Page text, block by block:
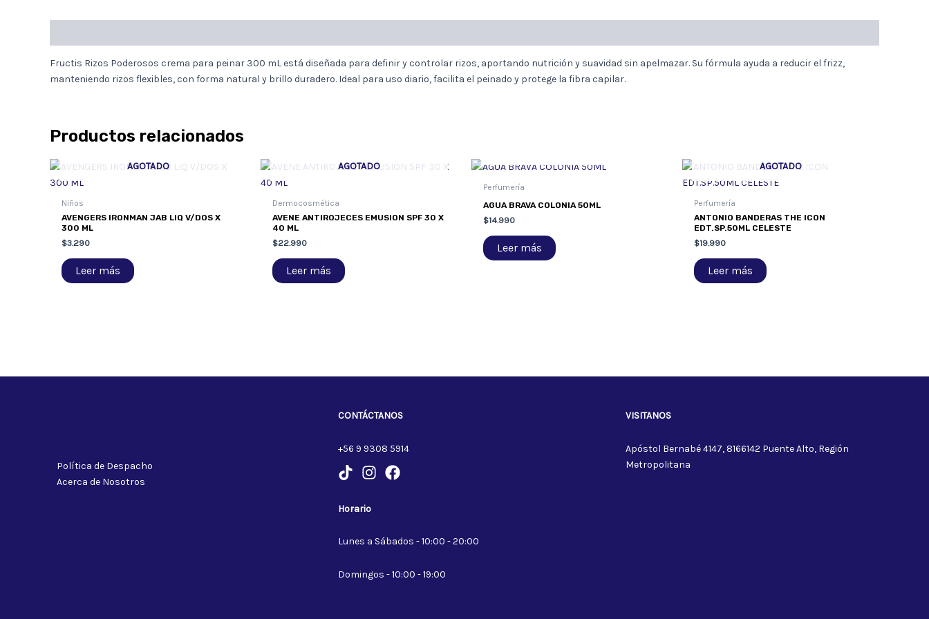
Fructis Rizos Poderosos crema para peinar 300 mL está diseñada para definir y controlar rizos, aportando nutrición y suavidad sin apelmazar. Su fórmula ayuda a reducir el frizz,
manteniendo rizos flexibles, con forma natural y brillo duradero. Ideal para uso diario, facilita el peinado y protege la fibra capilar.
Productos relacionados
AGOTADO
Niños
AVENGERS IRONMAN JAB LIQ V/DOS X
300 ML
$3.290
Leer más
AGOTADO
Dermocosmética
AVENE ANTIROJECES EMUSION SPF 30 X
40 ML
$22.990
Leer más
Perfumería
AGUA BRAVA COLONIA 50ML
$14.990
Leer más
AGOTADO
Perfumería
ANTONIO BANDERAS THE ICON
EDT.SP.50ML CELESTE
$19.990
Leer más
Política de Despacho
Acerca de Nosotros
CONTÁCTANOS
+56 9 9308 5914
Horario
Lunes a Sábados - 10:00 - 20:00
Domingos - 10:00 - 19:00
VISITANOS
Apóstol Bernabé 4147, 8166142 Puente Alto, Región
Metropolitana